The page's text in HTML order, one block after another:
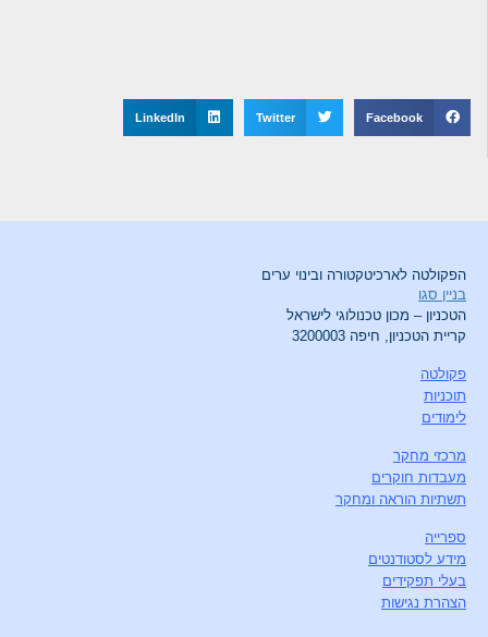
Facebook
Twitter
LinkedIn
הפקולטה לארכיטקטורה ובינוי ערים
בניין סגו
הטכניון – מכון טכנולוגי לישראל
קריית הטכניון, חיפה 3200003
פקולטה
תוכניות
לימודים
מרכזי מחקר
מעבדות חוקרים
תשתיות הוראה ומחקר
ספרייה
מידע לסטודנטים
בעלי תפקידים
הצהרת נגישות